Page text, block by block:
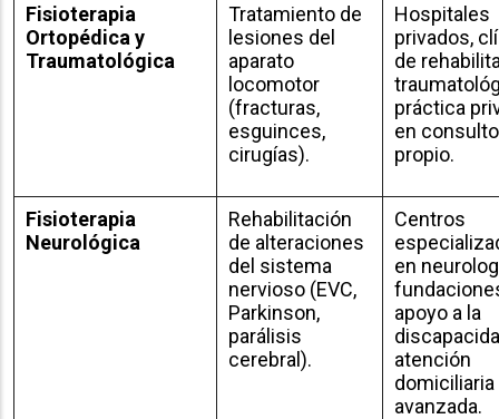
Fisioterapia
Ortopédica y
Traumatológica
Tratamiento de
lesiones del
aparato
locomotor
(fracturas,
esguinces,
cirugías).
Hospitales
privados,
de
práctica
en
propio.
Fisioterapia
Neurológica
Rehabilitación
de alteraciones
del sistema
nervioso (EVC,
Parkinson,
parálisis
cerebral).
Centros
en
apoyo a la
atención
domiciliaria
avanzada.